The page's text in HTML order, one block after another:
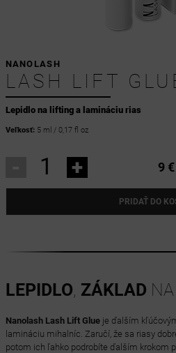
Lepidlo na lifting a lamináciu rias
NANOLASH
LASH LIFT
Veľkosť:5 ml / 0,17 fl oz
+ 9 €
PRIDAŤ DO
LEPIDLO, ZÁKLAD
Nanolash Lash Lift Glueje ďalším
lamináciu mihalníc. Zaručí, že sa riasy
potom ich ľahko podrobíte ďalším krokom